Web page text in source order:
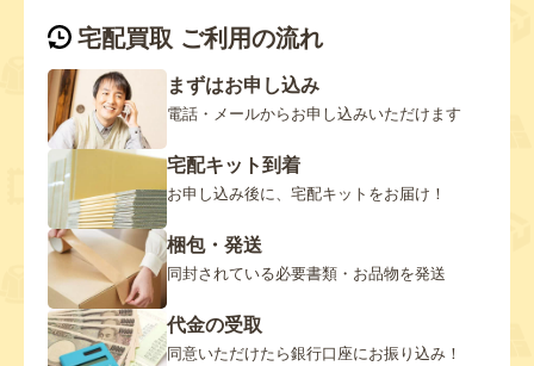
宅配買取 ご利用の流れ
まずはお申し込み
電話・メールからお申し込みいただけます
宅配キット到着
お申し込み後に、宅配キットをお届け！
梱包・発送
同封されている必要書類・お品物を発送
代金の受取
同意いただけたら銀行口座にお振り込み！